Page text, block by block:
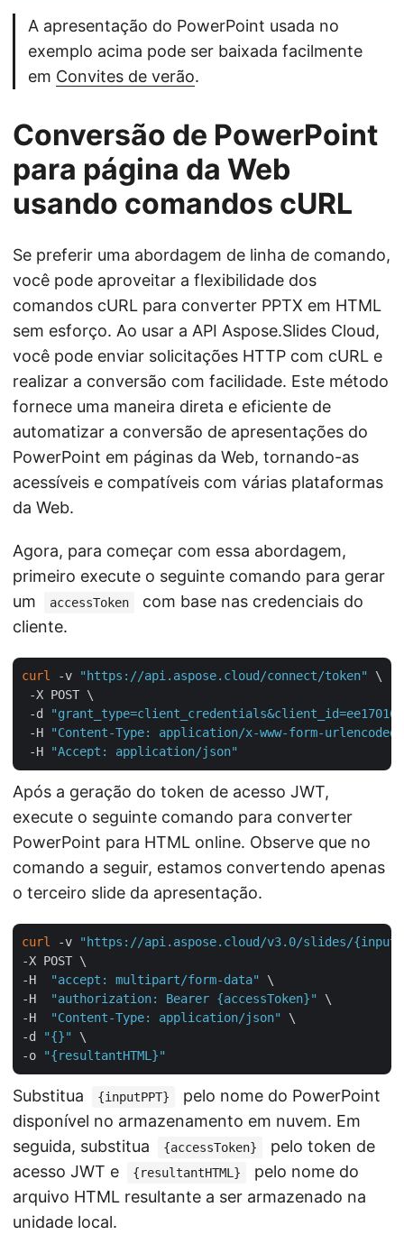
A apresentação do PowerPoint usada no
exemplo acima pode ser baixada facilmente
em Convites de verão.
Conversão de PowerPoint
para página da Web
usando comandos cURL
Se preferir uma abordagem de linha de comando,
você pode aproveitar a flexibilidade dos
comandos cURL para converter PPTX em HTML
sem esforço. Ao usar a API Aspose.Slides Cloud,
você pode enviar solicitações HTTP com cURL e
realizar a conversão com facilidade. Este método
fornece uma maneira direta e eficiente de
automatizar a conversão de apresentações do
PowerPoint em páginas da Web, tornando-as
acessíveis e compatíveis com várias plataformas
da Web.
Agora, para começar com essa abordagem,
primeiro execute o seguinte comando para gerar
um
accessToken
com base nas credenciais do
cliente.
curl -v "https://api.aspose.cloud/connect/token"
\
-X POST \
-d
-H
"Content-Type: application/x-www-form-urlencoded"
-H
"Accept: application/json"
Após a geração do token de acesso JWT,
execute o seguinte comando para converter
PowerPoint para HTML online. Observe que no
comando a seguir, estamos convertendo apenas
o terceiro slide da apresentação.
curl -v
"https://api.aspose.cloud/v3.0/slides/
-X POST \
-H
"accept: multipart/form-data"
\
-H
"authorization: Bearer {accessToken}"
\
-H
"Content-Type: application/json"
\
-d
"{}"
\
-o
"{resultantHTML}"
Substitua {inputPPT}
pelo nome do PowerPoint
disponível no armazenamento em nuvem. Em
seguida, substitua
{accessToken}
pelo token de
acesso JWT e
{resultantHTML}
pelo nome do
arquivo HTML resultante a ser armazenado na
unidade local.